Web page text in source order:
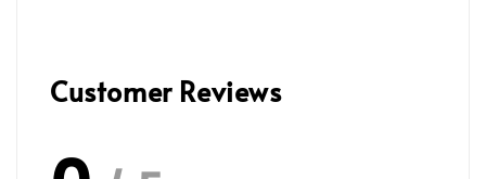
Customer Reviews